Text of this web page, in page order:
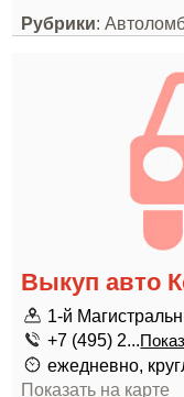
Рубрики:
Выкуп авто
1-й
+7 (495) 2...
ежедневно,
Показать на карте